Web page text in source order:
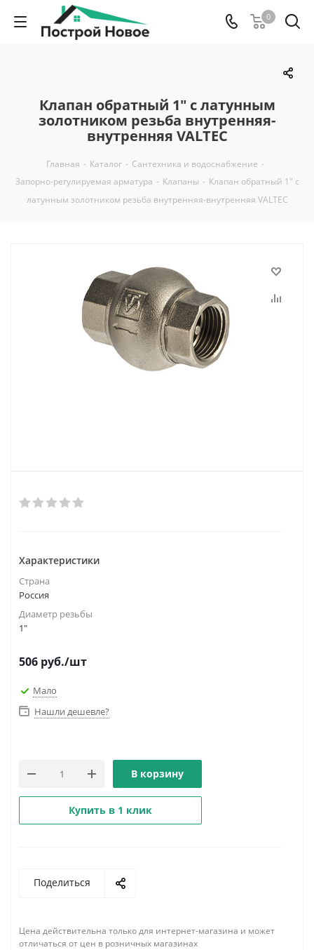
0
Клапан обратный 1" с латунным
золотником резьба внутренняя-
внутренняя VALTEC
Главная - Каталог - Сантехника и водоснабжение -
Запорно-регулируемая арматура - Клапаны - Клапан обратный 1" с
латунным золотником резьба внутренняя-внутренняя VALTEC
Характеристики
Страна
Россия
Диаметр резьбы
1"
506 руб./шт
Мало
Нашли дешевле?
В корзину
Купить в 1 клик
Поделиться
Цена действительна только для интернет-магазина и может
отличаться от цен в розничных магазинах